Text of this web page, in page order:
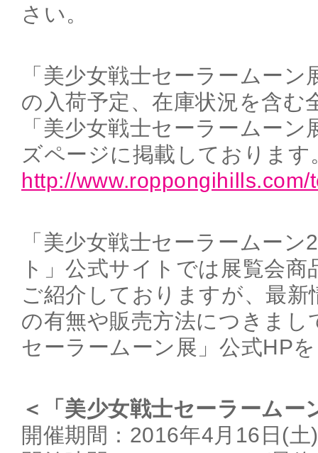
さい。
「美少女戦士セーラームー
の入荷予定、在庫状況を含む
「美少女戦士セーラームー
ズページに掲載しております
http://
「美少女戦士セーラームー
ト」公式サイトでは展覧会
ご紹介しておりますが、最新
の有無や販売方法につきまし
セーラームーン展」公式HP
＜「美少女戦士セーラームー
開催期間：2016年4月16日(